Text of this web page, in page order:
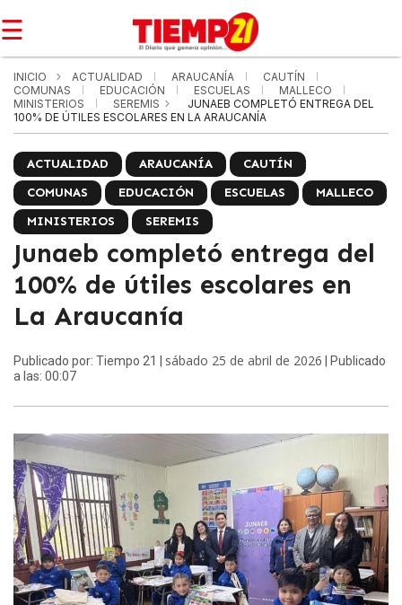
☰
INICIO ACTUALIDAD ARAUCANÍA
CAUTÍN
COMUNAS
EDUCACIÓN ESCUELAS
MALLECO
MINISTERIOS
SEREMIS
JUNAEB COMPLETÓ ENTREGA DEL
100% DE ÚTILES ESCOLARES EN LA ARAUCANÍA
ACTUALIDAD ARAUCANÍA
CAUTÍN
COMUNAS
EDUCACIÓN ESCUELAS
MALLECO
MINISTERIOS
SEREMIS
Junaeb completó entrega del
100% de útiles escolares en
La Araucanía
Publicado por: Tiempo 21 | sábado 25 de abril de 2026 | Publicado
a las: 00:07